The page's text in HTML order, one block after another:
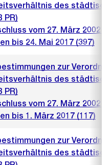
des
PR)
vom 27. März 2002
bis 24. Mai 2017 (397)
zur
des
PR)
vom 27. März 2002
bis 1. März 2017 (117)
zur
des